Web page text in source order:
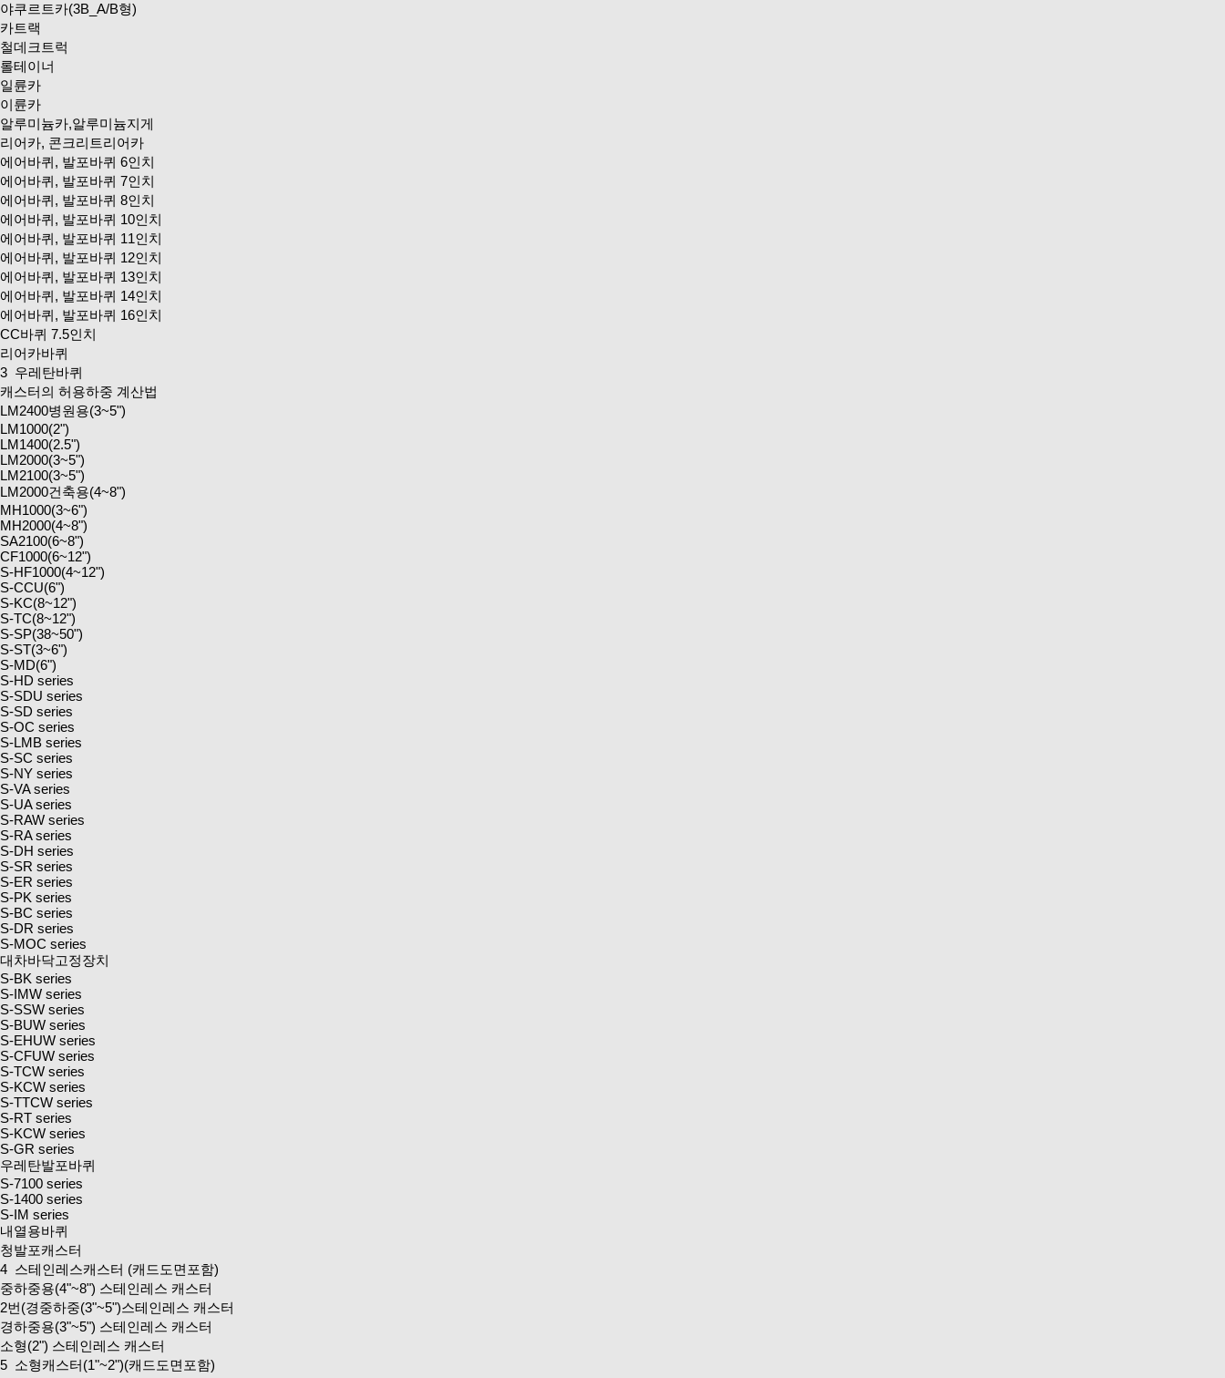
야쿠르트카(3B_A/B형)
카트랙
철데크트럭
롤테이너
일륜카
이륜카
알루미늄카,알루미늄지게
리어카, 콘크리트리어카
에어바퀴, 발포바퀴 6인치
에어바퀴, 발포바퀴 7인치
에어바퀴, 발포바퀴 8인치
에어바퀴, 발포바퀴 10인치
에어바퀴, 발포바퀴 11인치
에어바퀴, 발포바퀴 12인치
에어바퀴, 발포바퀴 13인치
에어바퀴, 발포바퀴 14인치
에어바퀴, 발포바퀴 16인치
CC바퀴 7.5인치
리어카바퀴
3 우레탄바퀴
캐스터의 허용하중 계산법
LM2400병원용(3~5")
LM1000(2")
LM1400(2.5")
LM2000(3~5")
LM2100(3~5")
LM2000건축용(4~8")
MH1000(3~6")
MH2000(4~8")
SA2100(6~8")
CF1000(6~12")
S-HF1000(4~12")
S-CCU(6")
S-KC(8~12")
S-TC(8~12")
S-SP(38~50")
S-ST(3~6")
S-MD(6")
S-HD series
S-SDU series
S-SD series
S-OC series
S-LMB series
S-SC series
S-NY series
S-VA series
S-UA series
S-RAW series
S-RA series
S-DH series
S-SR series
S-ER series
S-PK series
S-BC series
S-DR series
S-MOC series
대차바닥고정장치
S-BK series
S-IMW series
S-SSW series
S-BUW series
S-EHUW series
S-CFUW series
S-TCW series
S-KCW series
S-TTCW series
S-RT series
S-KCW series
S-GR series
우레탄발포바퀴
S-7100 series
S-1400 series
S-IM series
내열용바퀴
청발포캐스터
4 스테인레스캐스터 (캐드도면포함)
중하중용(4"~8") 스테인레스 캐스터
2번(경중하중(3"~5")스테인레스 캐스터
경하중용(3"~5") 스테인레스 캐스터
소형(2") 스테인레스 캐스터
5 소형캐스터(1"~2")(캐드도면포함)